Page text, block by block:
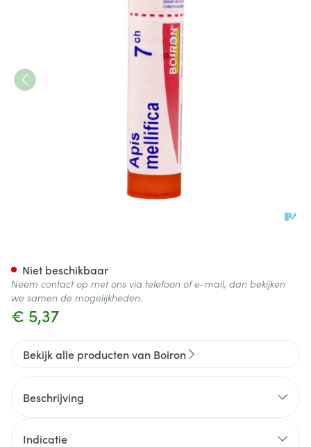
€ 5,37
Niet beschikbaar
Neem contact op met ons via telefoon of e-mail, dan bekijken
we samen de mogelijkheden.
Bekijk alle producten van Boiron
Beschrijving
Indicatie